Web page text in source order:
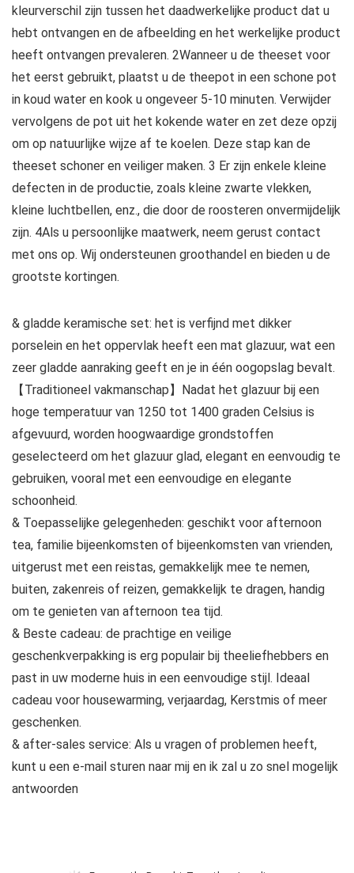
kleurverschil zijn tussen het daadwerkelijke product dat u
hebt ontvangen en de afbeelding en het werkelijke product
heeft ontvangen prevaleren. 2Wanneer u de theeset voor
het eerst gebruikt, plaatst u de theepot in een schone pot
in koud water en kook u ongeveer 5-10 minuten. Verwijder
vervolgens de pot uit het kokende water en zet deze opzij
om op natuurlijke wijze af te koelen. Deze stap kan de
theeset schoner en veiliger maken. 3 Er zijn enkele kleine
defecten in de productie, zoals kleine zwarte vlekken,
kleine luchtbellen, enz., die door de roosteren onvermijdelijk
zijn. 4Als u persoonlijke maatwerk, neem gerust contact
met ons op. Wij ondersteunen groothandel en bieden u de
grootste kortingen.
& gladde keramische set: het is verfijnd met dikker
porselein en het oppervlak heeft een mat glazuur, wat een
zeer gladde aanraking geeft en je in één oogopslag bevalt.
【Traditioneel vakmanschap】Nadat het glazuur bij een
hoge temperatuur van 1250 tot 1400 graden Celsius is
afgevuurd, worden hoogwaardige grondstoffen
geselecteerd om het glazuur glad, elegant en eenvoudig te
gebruiken, vooral met een eenvoudige en elegante
schoonheid.
& Toepasselijke gelegenheden: geschikt voor afternoon
tea, familie bijeenkomsten of bijeenkomsten van vrienden,
uitgerust met een reistas, gemakkelijk mee te nemen,
buiten, zakenreis of reizen, gemakkelijk te dragen, handig
om te genieten van afternoon tea tijd.
& Beste cadeau: de prachtige en veilige
geschenkverpakking is erg populair bij theeliefhebbers en
past in uw moderne huis in een eenvoudige stijl. Ideaal
cadeau voor housewarming, verjaardag, Kerstmis of meer
geschenken.
& after-sales service: Als u vragen of problemen heeft,
kunt u een e-mail sturen naar mij en ik zal u zo snel mogelijk
antwoorden